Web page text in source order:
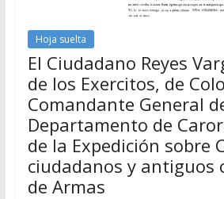
Hoja suelta
El Ciudadano Reyes
de los Exercitos, de
Comandante General
Departamento de
de la Expedición sobre
ciudadanos y antiguos
de Armas